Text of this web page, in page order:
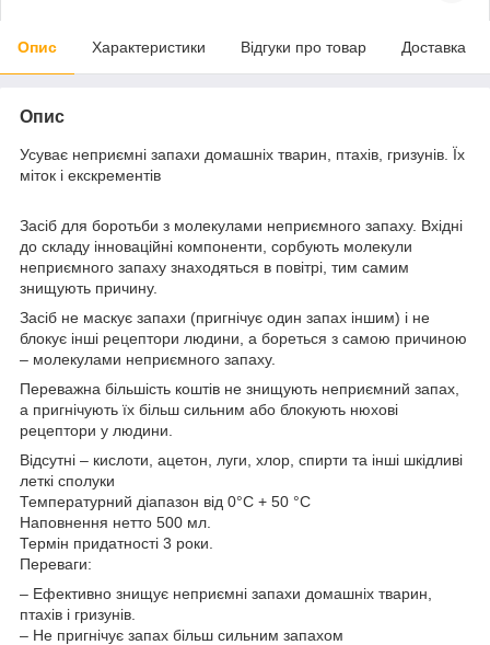
Опис Характеристики Відгуки про товар Доставка
Опис
Усуває неприємні запахи домашніх тварин, птахів, гризунів. Їх
міток і екскрементів
Засіб для боротьби з молекулами неприємного запаху. Вхідні
до складу інноваційні компоненти, сорбують молекули
неприємного запаху знаходяться в повітрі, тим самим
знищують причину.
Засіб не маскує запахи (пригнічує один запах іншим) і не
блокує інші рецептори людини, а бореться з самою причиною
– молекулами неприємного запаху.
Переважна більшість коштів не знищують неприємний запах,
а пригнічують їх більш сильним або блокують нюхові
рецептори у людини.
Відсутні – кислоти, ацетон, луги, хлор, спирти та інші шкідливі
леткі сполуки
Температурний діапазон від 0°С + 50 °С
Наповнення нетто 500 мл.
Термін придатності 3 роки.
Переваги:
– Ефективно знищує неприємні запахи домашніх тварин,
птахів і гризунів.
– Не пригнічує запах більш сильним запахом